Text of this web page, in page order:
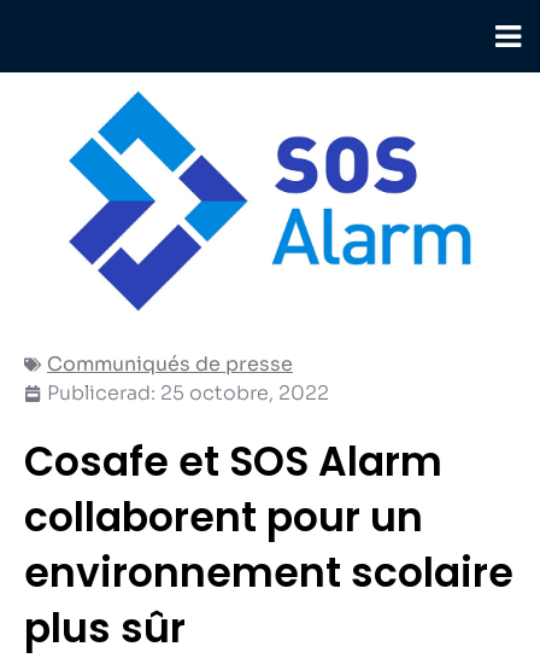
contenu
Communiqués de presse
Publicerad: 25 octobre, 2022
Cosafe et SOS Alarm
collaborent pour un
environnement scolaire
plus sûr